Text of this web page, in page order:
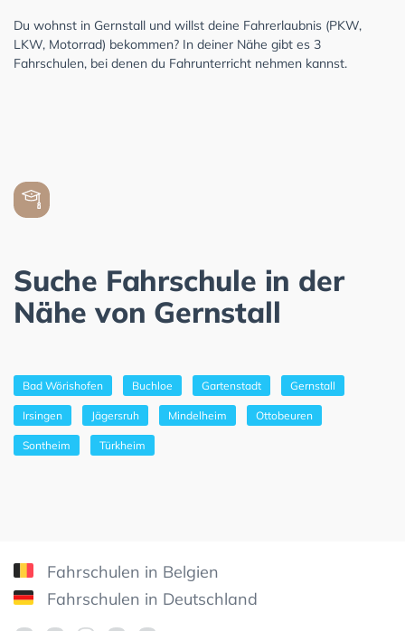
Du wohnst in Gernstall und willst deine Fahrerlaubnis (PKW,
LKW, Motorrad) bekommen? In deiner Nähe gibt es 3
Fahrschulen, bei denen du Fahrunterricht nehmen kannst.
Suche Fahrschule in der
Nähe von Gernstall
Bad Wörishofen Buchloe Gartenstadt Gernstall
Irsingen Jägersruh Mindelheim Ottobeuren
Sontheim Türkheim
Fahrschulen in Belgien
Fahrschulen in Deutschland